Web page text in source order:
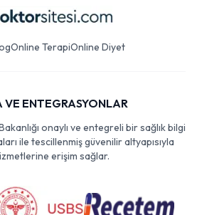
Online TerapiOnline Diyet
VE ENTEGRASYONLAR
onaylı ve entegreli bir sağlık bilgi
ile tescillenmiş güvenilir altyapısıyla
erişim sağlar.